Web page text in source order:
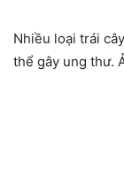
Nhiều loại trái
thể gây ung thư.